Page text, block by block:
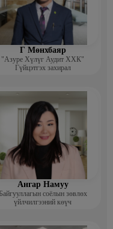
Г Мөнхбаяр
"Азуре Хүлүг Аудит ХХК"
Гүйцэтгэх захирал
Ангар Намуу
Байгууллагын соёлын зөвлөх
үйлчилгээний көүч